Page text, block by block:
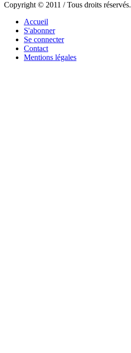
Copyright © 2011 / Tous droits réservés.
Accueil
S'abonner
Se connecter
Contact
Mentions légales